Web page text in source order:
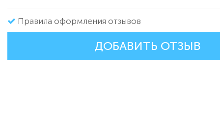
Правила оформления отзывов
ДОБАВИТЬ ОТЗЫВ